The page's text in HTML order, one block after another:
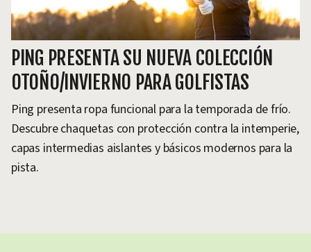
PING PRESENTA SU NUEVA COLECCIÓN
OTOÑO/INVIERNO PARA GOLFISTAS
Ping presenta ropa funcional para la temporada de frío.
Descubre chaquetas con protección contra la intemperie,
capas intermedias aislantes y básicos modernos para la
pista.